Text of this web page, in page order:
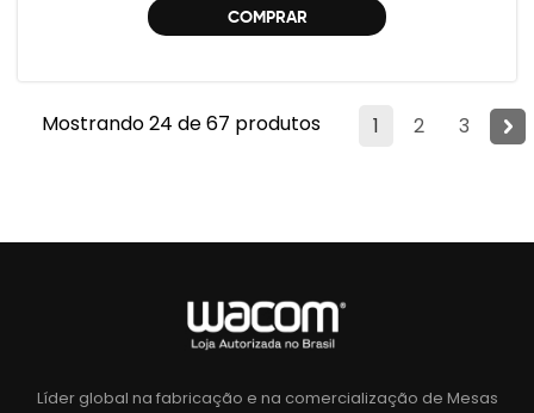
COMPRAR
1 2 3
Mostrando 24 de 67 produtos
Líder global na fabricação e na comercialização de Mesas